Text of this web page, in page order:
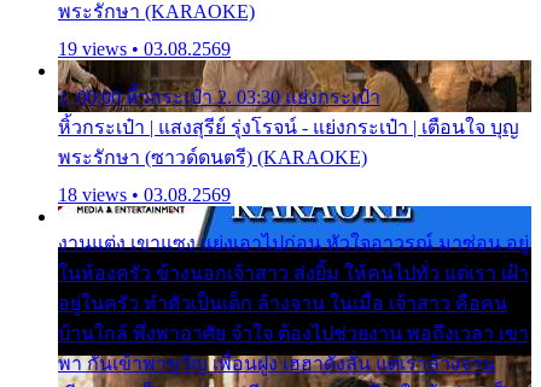
พระรักษา (KARAOKE)
19 views • 03.08.2569
1. 00:00 หิ้วกระเป๋า 2. 03:30 แย่งกระเป๋า
หิ้วกระเป๋า | แสงสุรีย์ รุ่งโรจน์ - แย่งกระเป๋า | เตือนใจ บุญ
พระรักษา (ซาวด์ดนตรี) (KARAOKE)
18 views • 03.08.2569
งานแต่ง เขาแซง แย่งเอาไปก่อน หัวใจอาวรณ์ มาซ่อน อยู่
ในห้องครัว ข้างนอกเจ้าสาว ส่งยิ้ม ให้คนไปทั่ว แต่เรา เฝ้า
อยู่ในครัว ทำตัวเป็นเด็ก ล้างจาน ในเมื่อ เจ้าสาว คือคน
บ้านใกล้ พึ่งพาอาศัย จำใจ ต้องไปช่วยงาน พอถึงเวลา เขา
พา กันเข้าพาขวัญ เพื่อนฝูง เฮฮาดังลั่น แต่เราล้างจาน